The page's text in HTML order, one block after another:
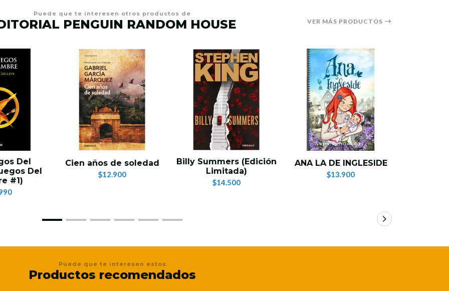
Puede que te interesen otros productos de
PENGUIN RANDOM HOUSE VER MÁS PRODUCTOS
Del
Del
#1)
Cien años de soledad
$12.900
Billy Summers (Edición
Limitada)
$14.500
ANA LA DE INGLESIDE
$13.900
Puede que te interesen estos
Productos recomendados